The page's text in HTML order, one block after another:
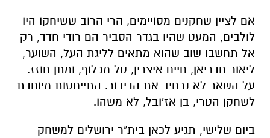
אם לציין שחקנים מסויימים, הרי הרוב ששיחקו היו
לולבים, המעט שהיו בגדר הסביר הם רודי חדד, רק
אל תחשבו שוב שהוא מתאים לליגת העל, השוער,
ליאור חדריאן, חיים איצרין, טל מכלוף, ומתן חוזז.
על השאר לא נרחיב את הדיבור. התייחסות מיוחדת
לשחקן הטרי, בן אז'ובל, לא משהו.
ביום שלישי, תגיע לכאן בית"ר ירושלים למשחק